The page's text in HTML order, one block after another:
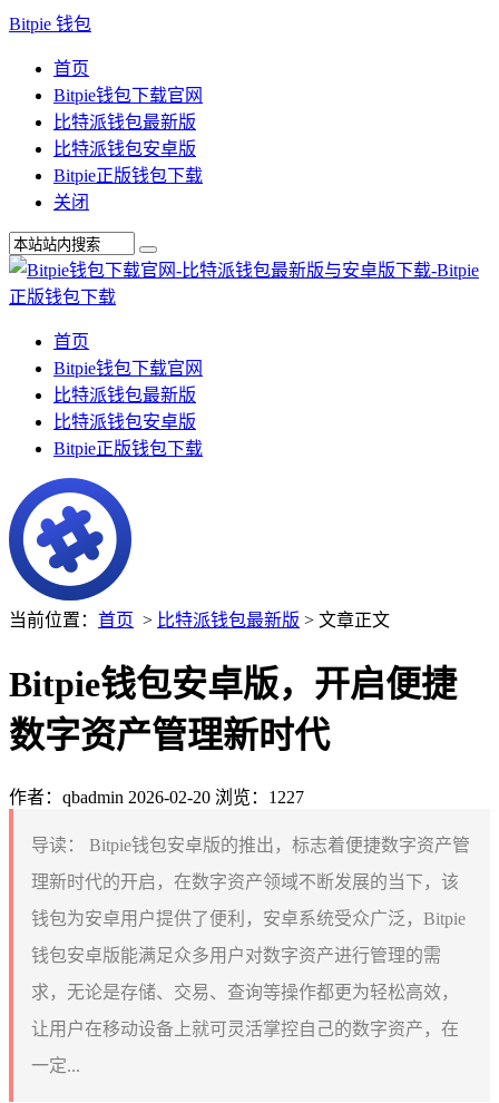
Bitpie 钱包
首页
Bitpie钱包下载官网
比特派钱包最新版
比特派钱包安卓版
Bitpie正版钱包下载
关闭
首页
Bitpie钱包下载官网
比特派钱包最新版
比特派钱包安卓版
Bitpie正版钱包下载
当前位置： 首页 > 比特派钱包最新版 > 文章正文
Bitpie钱包安卓版，开启便捷
数字资产管理新时代
作者：qbadmin 2026-02-20 浏览：1227
导读：
Bitpie钱包安卓版的推出，标志着便捷数字资产管
理新时代的开启，在数字资产领域不断发展的当下，该
钱包为安卓用户提供了便利，安卓系统受众广泛，Bitpie
钱包安卓版能满足众多用户对数字资产进行管理的需
求，无论是存储、交易、查询等操作都更为轻松高效，
让用户在移动设备上就可灵活掌控自己的数字资产，在
一定...